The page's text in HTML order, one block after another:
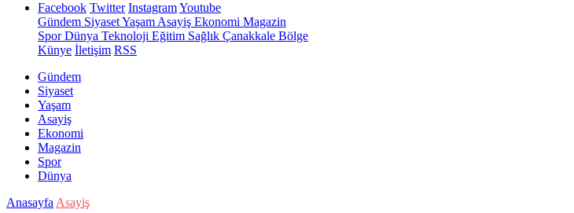
Facebook Twitter InstagramYoutube
Gündem SiyasetYaşam Asayiş Ekonomi Magazin
SporDünya Teknoloji Eğitim Sağlık Çanakkale Bölge
Künye İletişim RSS
Gündem
Siyaset
Yaşam
Asayiş
Ekonomi
Magazin
Spor
Dünya
Anasayfa Asayiş